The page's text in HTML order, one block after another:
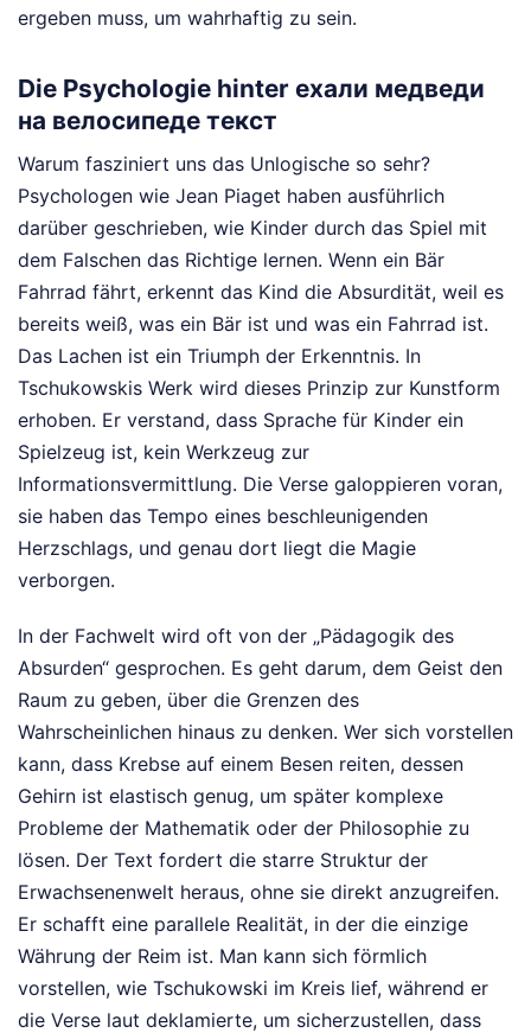
ergeben muss, um wahrhaftig zu sein.
Die Psychologie hinter ехали медведи
на велосипеде текст
Warum fasziniert uns das Unlogische so sehr?
Psychologen wie Jean Piaget haben ausführlich
darüber geschrieben, wie Kinder durch das Spiel mit
dem Falschen das Richtige lernen. Wenn ein Bär
Fahrrad fährt, erkennt das Kind die Absurdität, weil es
bereits weiß, was ein Bär ist und was ein Fahrrad ist.
Das Lachen ist ein Triumph der Erkenntnis. In
Tschukowskis Werk wird dieses Prinzip zur Kunstform
erhoben. Er verstand, dass Sprache für Kinder ein
Spielzeug ist, kein Werkzeug zur
Informationsvermittlung. Die Verse galoppieren voran,
sie haben das Tempo eines beschleunigenden
Herzschlags, und genau dort liegt die Magie
verborgen.
In der Fachwelt wird oft von der „Pädagogik des
Absurden“ gesprochen. Es geht darum, dem Geist den
Raum zu geben, über die Grenzen des
Wahrscheinlichen hinaus zu denken. Wer sich vorstellen
kann, dass Krebse auf einem Besen reiten, dessen
Gehirn ist elastisch genug, um später komplexe
Probleme der Mathematik oder der Philosophie zu
lösen. Der Text fordert die starre Struktur der
Erwachsenenwelt heraus, ohne sie direkt anzugreifen.
Er schafft eine parallele Realität, in der die einzige
Währung der Reim ist. Man kann sich förmlich
vorstellen, wie Tschukowski im Kreis lief, während er
die Verse laut deklamierte, um sicherzustellen, dass